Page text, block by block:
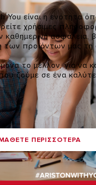
You είναι η ενότητα
χρήσιμες
καθημερινή ασφάλεια,
των προϊόντων μας τη
το μέλλον, για να
ζούμε σε ένα
ΠΕΡΙΣΣΟΤΕΡΑ